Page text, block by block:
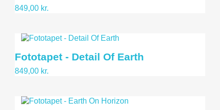
849,00 kr.
Fototapet - Detail Of Earth
849,00 kr.